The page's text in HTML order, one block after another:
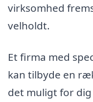
virksomhed
velholdt.
Et firma med
kan tilbyde en
det muligt for